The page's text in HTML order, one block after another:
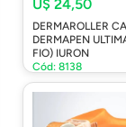
U$ 24,50
DERMAROLLER
DERMAPEN
FIO) IURON
Cód: 8138